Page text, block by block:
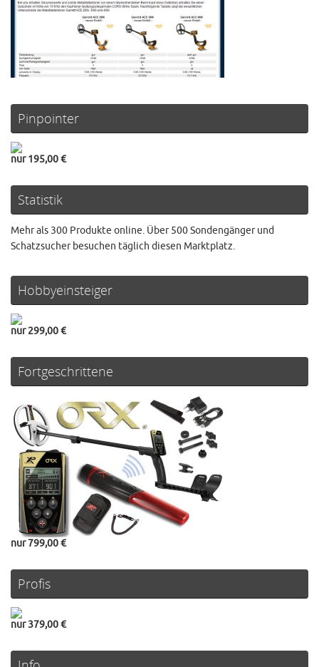
Pinpointer
nur 195,00 €
Statistik
Mehr als 300 Produkte online. Über 500 Sondengänger und
Schatzsucher besuchen täglich diesen Marktplatz.
Hobbyeinsteiger
nur 299,00 €
Fortgeschrittene
nur 799,00 €
Profis
nur 379,00 €